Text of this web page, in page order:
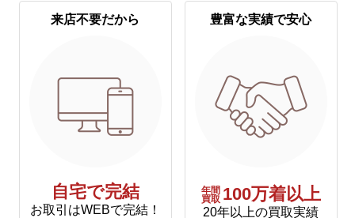
来店不要だから
自宅で完結
お取引はWEBで完結！
豊富な実績で安心
年間
買取 100万着以上
20年以上の買取実績